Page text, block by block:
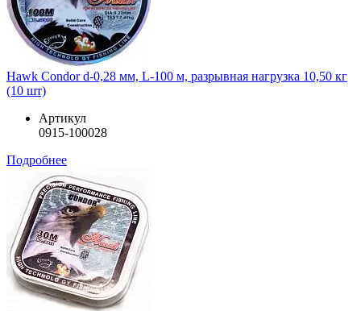
Hawk Condor d-0,28 мм, L-100 м, разрывная нагрузка 10,50 кг
(10 шт)
Артикул
0915-100028
Подробнее